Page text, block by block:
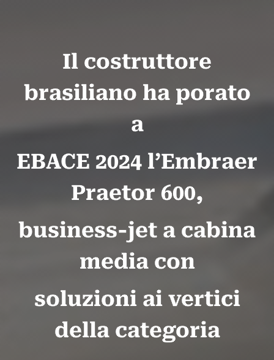
Il costruttore
brasiliano ha porato
a
EBACE 2024 l’Embraer
Praetor 600,
business-jet a cabina
media con
soluzioni ai vertici
della categoria